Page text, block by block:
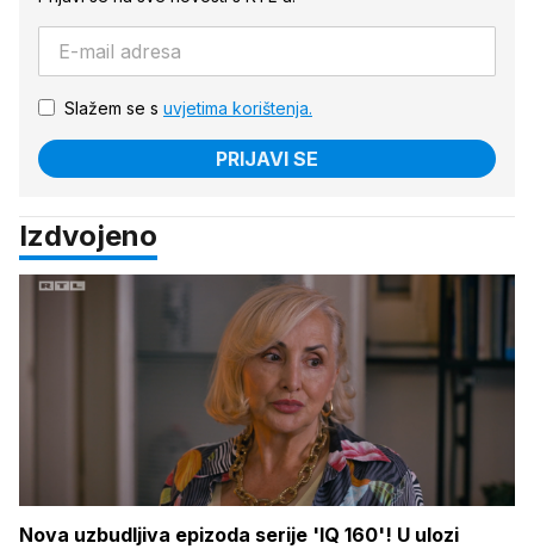
Slažem se s uvjetima korištenja.
PRIJAVI SE
Izdvojeno
Nova uzbudljiva epizoda serije 'IQ 160'! U ulozi